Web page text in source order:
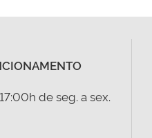
de seg. a sex.